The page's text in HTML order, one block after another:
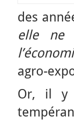
des
elle ne
agro-
Or, il y